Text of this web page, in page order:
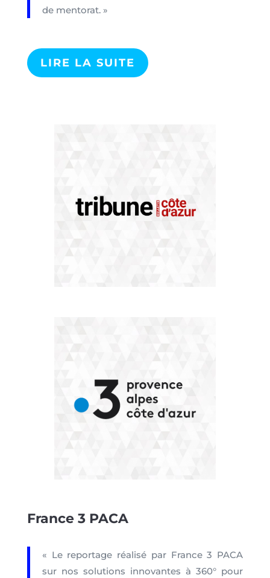
de mentorat. »
LIRE LA SUITE
France 3 PACA
« Le reportage réalisé par France 3 PACA
sur nos solutions innovantes à 360° pour